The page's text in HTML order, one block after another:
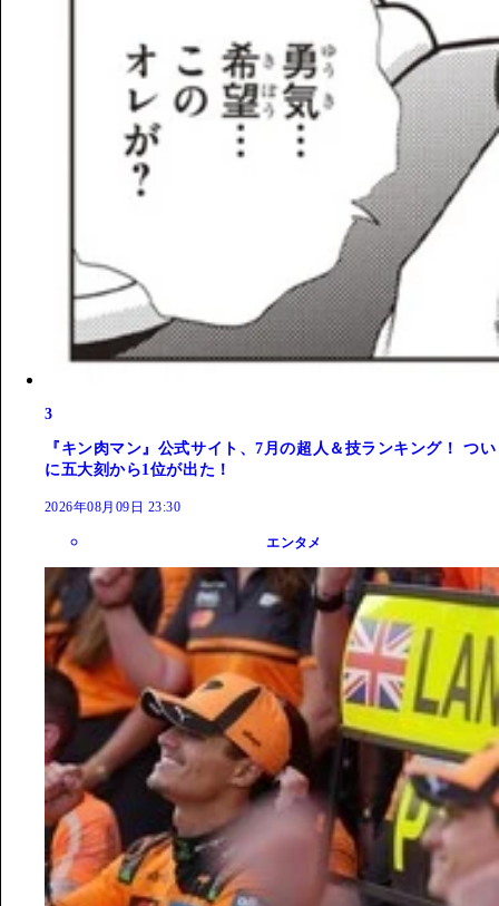
3
『キン肉マン』公式サイト、7月の超人＆技ランキング！ つい
に五大刻から1位が出た！
2026年08月09日 23:30
エンタメ